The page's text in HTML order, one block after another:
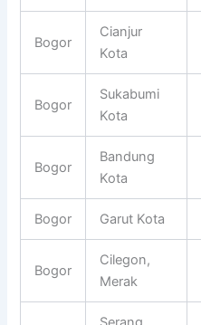
Bogor
Cianjur
Kota
Bogor
Sukabumi
Kota
Bogor
Bandung
Kota
Bogor Garut Kota
Bogor
Cilegon,
Merak